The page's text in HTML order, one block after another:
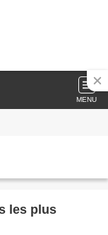
MENU
les plus